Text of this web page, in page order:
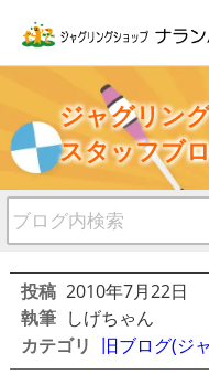
ジャグリン
スタッフブ
投稿 2010年7月22日
執筆 しげちゃん
カテゴリ 旧ブログ(ジ